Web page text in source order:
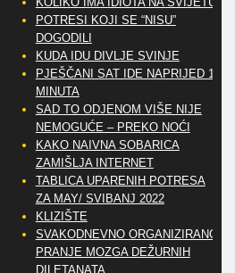
POTRESI KOJI SE “NISU”
DOGODILI
KUDA IDU DIVLJE SVINJE
PJEŠČANI SAT IDE NAPRIJED 10
MINUTA
SAD TO ODJENOM VIŠE NIJE
NEMOGUĆE – PREKO NOĆI
KAKO NAIVNA SOBARICA
ZAMIŠLJA INTERNET
TABLICA UPARENIH POTRESA
ZA MAY/ SVIBANJ 2022
KLIZIŠTE
SVAKODNEVNO ORGANIZIRANO
PRANJE MOZGA DEŽURNIH
DILETANATA